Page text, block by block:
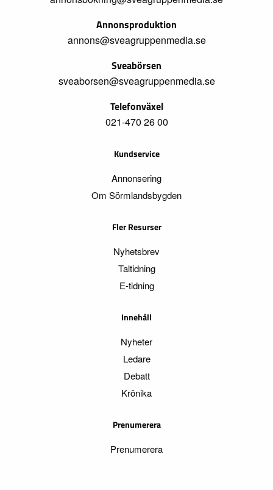
Annonsproduktion
annons@sveagruppenmedia.se
Sveabörsen
sveaborsen@sveagruppenmedia.se
Telefonväxel
021-470 26 00
Kundservice
Annonsering
Om Sörmlandsbygden
Fler Resurser
Nyhetsbrev
Taltidning
E-tidning
Innehåll
Nyheter
Ledare
Debatt
Krönika
Prenumerera
Prenumerera